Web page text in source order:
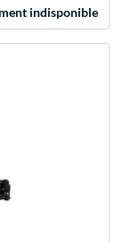
indisponible